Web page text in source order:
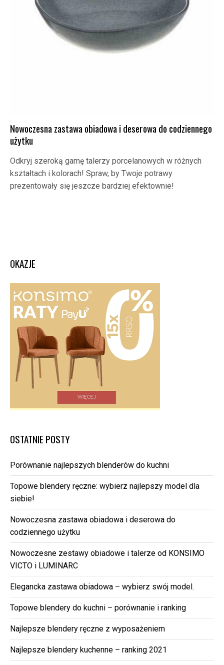
Nowoczesna zastawa obiadowa i deserowa do codziennego
użytku
Odkryj szeroką gamę talerzy porcelanowych w różnych
kształtach i kolorach! Spraw, by Twoje potrawy
prezentowały się jeszcze bardziej efektownie!
OKAZJE
OSTATNIE POSTY
Porównanie najlepszych blenderów do kuchni
Topowe blendery ręczne: wybierz najlepszy model dla
siebie!
Nowoczesna zastawa obiadowa i deserowa do
codziennego użytku
Nowoczesne zestawy obiadowe i talerze od KONSIMO
VICTO i LUMINARC
Elegancka zastawa obiadowa – wybierz swój model.
Topowe blendery do kuchni – porównanie i ranking
Najlepsze blendery ręczne z wyposażeniem
Najlepsze blendery kuchenne – ranking 2021